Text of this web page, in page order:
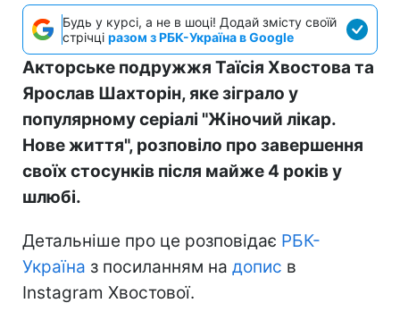
Будь у курсі, а не в шоці! Додай змісту своїй
стрічці разом з РБК-Україна в Google
Акторське подружжя Таїсія Хвостова та
Ярослав Шахторін, яке зіграло у
популярному серіалі "Жіночий лікар.
Нове життя", розповіло про завершення
своїх стосунків після майже 4 років у
шлюбі.
Детальніше про це розповідає РБК-
Україна з посиланням на допис в
Instagram Хвостової.